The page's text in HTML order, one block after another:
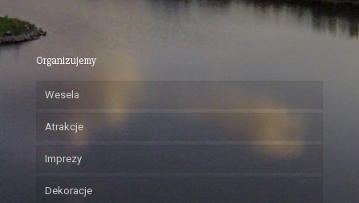
Organizujemy
Wesela
Atrakcje
Imprezy
Dekoracje